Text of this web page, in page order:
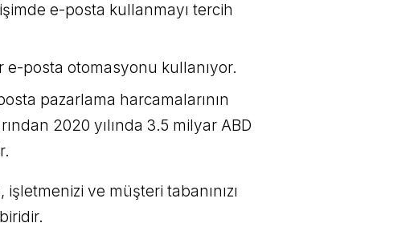
e-posta kullanmayı tercih
e-posta otomasyonu kullanıyor.
pazarlama harcamalarının
2020 yılında 3.5 milyar ABD
ve müşteri tabanınızı